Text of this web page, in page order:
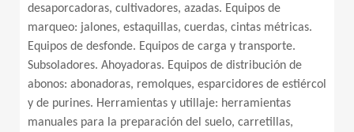
desaporcadoras, cultivadores, azadas. Equipos de
marqueo: jalones, estaquillas, cuerdas, cintas métricas.
Equipos de desfonde. Equipos de carga y transporte.
Subsoladores. Ahoyadoras. Equipos de distribución de
abonos: abonadoras, remolques, esparcidores de estiércol
y de purines. Herramientas y utillaje: herramientas
manuales para la preparación del suelo, carretillas,